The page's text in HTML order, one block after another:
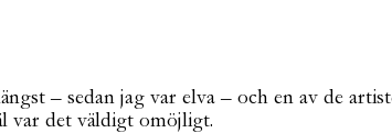
– sedan jag var elva – och en av de
var det väldigt omöjligt.